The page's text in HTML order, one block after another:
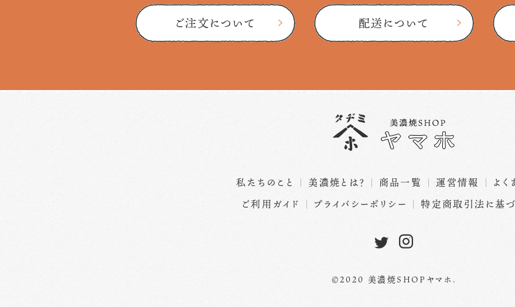
ご注文について 配送について
私たちのこと 美濃焼とは？ 商品一覧 運営情報
よ
ご利用ガイド
プライバシーポリシー 特定商取引法に基
©2020 美濃焼SHOPヤマホ.